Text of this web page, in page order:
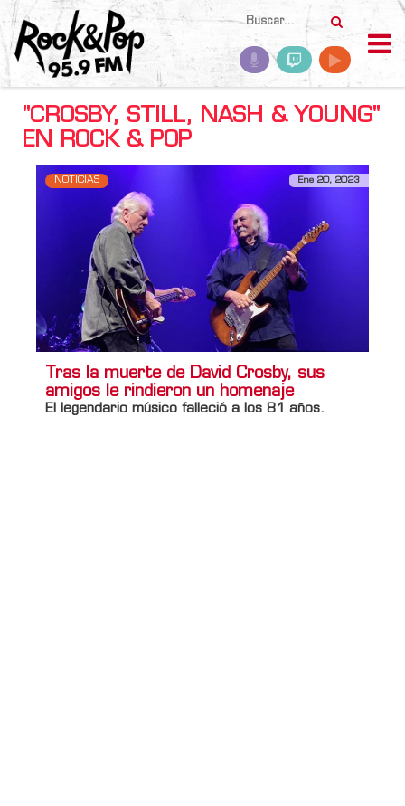
"CROSBY, STILL, NASH & YOUNG"
EN ROCK & POP
NOTICIAS Ene 20, 2023
Tras la muerte de David Crosby, sus
amigos le rindieron un homenaje
El legendario músico falleció a los 81 años.